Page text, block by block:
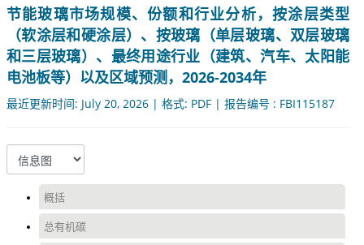
节能玻璃市场规模、份额和行业分析，按涂层类型
（软涂层和硬涂层）、按玻璃（单层玻璃、双层玻璃
和三层玻璃）、最终用途行业（建筑、汽车、太阳能
电池板等）以及区域预测，2026-2034年
最近更新时间: July 20, 2026 | 格式: PDF | 报告编号 : FBI115187
概括
总有机碳